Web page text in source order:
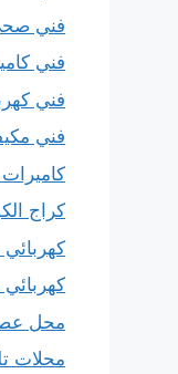
فني
فني
فني
فني
كراج
كهربائي
محل
محلات